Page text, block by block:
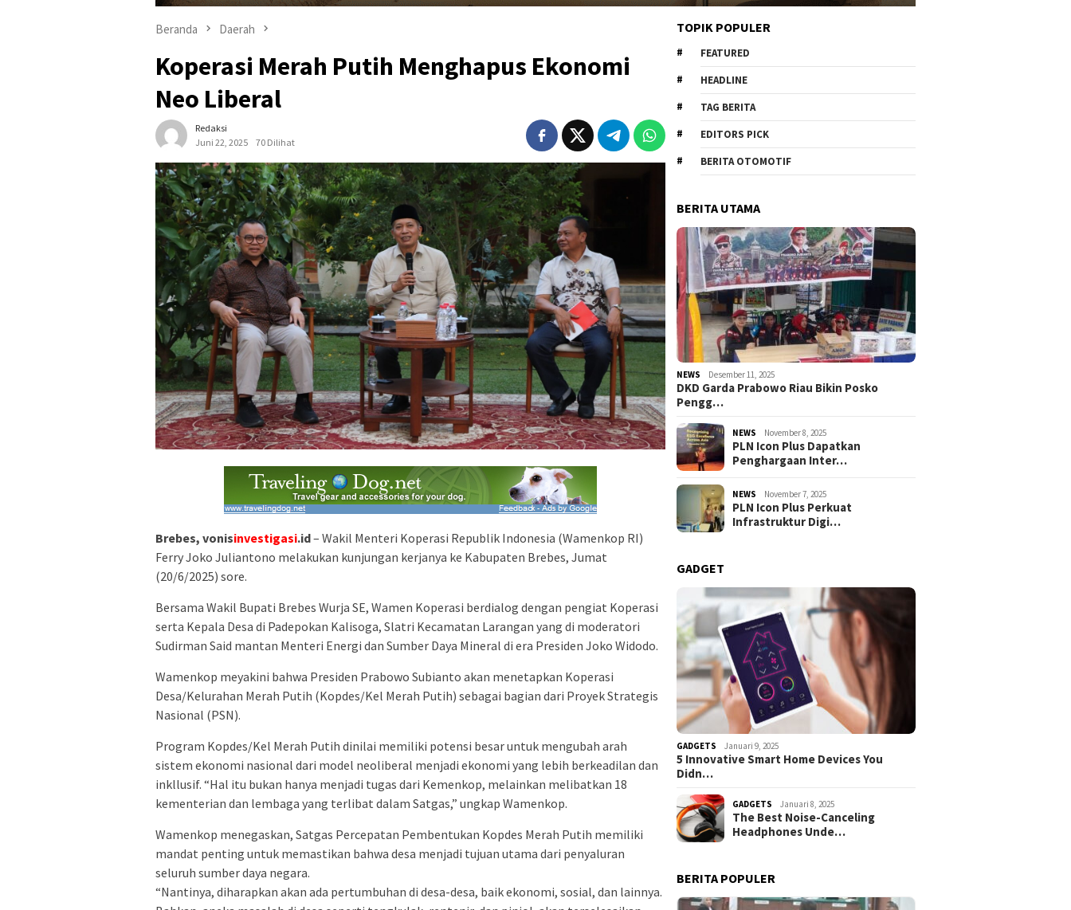
Beranda Daerah
Koperasi Merah Putih Menghapus Ekonomi
Neo Liberal
Redaksi
Juni 22, 2025
70 Dilihat
Brebes, vonisinvestigasi.id– Wakil Menteri Koperasi Republik Indonesia (Wamenkop RI)
Ferry Joko Juliantono melakukan kunjungan kerjanya ke Kabupaten Brebes, Jumat
(20/6/2025) sore.
Bersama Wakil Bupati Brebes Wurja SE, Wamen Koperasi berdialog dengan pengiat Koperasi
serta Kepala Desa di Padepokan Kalisoga, Slatri Kecamatan Larangan yang di moderatori
Sudirman Said mantan Menteri Energi dan Sumber Daya Mineral di era Presiden Joko Widodo.
Wamenkop meyakini bahwa Presiden Prabowo Subianto akan menetapkan Koperasi
Desa/Kelurahan Merah Putih (Kopdes/Kel Merah Putih) sebagai bagian dari Proyek Strategis
Nasional (PSN).
Program Kopdes/Kel Merah Putih dinilai memiliki potensi besar untuk mengubah arah
sistem ekonomi nasional dari model neoliberal menjadi ekonomi yang lebih berkeadilan dan
inkllusif. “Hal itu bukan hanya menjadi tugas dari Kemenkop, melainkan melibatkan 18
kementerian dan lembaga yang terlibat dalam Satgas,” ungkap Wamenkop.
Wamenkop menegaskan, Satgas Percepatan Pembentukan Kopdes Merah Putih memiliki
mandat penting untuk memastikan bahwa desa menjadi tujuan utama dari penyaluran
seluruh sumber daya negara.
“Nantinya, diharapkan akan ada pertumbuhan di desa-desa, baik ekonomi, sosial, dan lainnya.
TOPIK POPULER
FEATURED
HEADLINE
TAG BERITA
EDITORS PICK
BERITA OTOMOTIF
BERITA UTAMA
NEWS Desember 11, 2025
DKD Garda Prabowo Riau Bikin Posko
Pengg…
NEWS November 8, 2025
PLN Icon Plus Dapatkan
Penghargaan Inter…
NEWS November 7, 2025
PLN Icon Plus Perkuat
Infrastruktur Digi…
GADGET
GADGETS Januari 9, 2025
5 Innovative Smart Home Devices You
Didn…
GADGETS Januari 8, 2025
The Best Noise-Canceling
Headphones Unde…
BERITA POPULER